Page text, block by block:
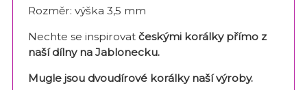
Rozměr: výška 3,5 mm
Nechte se inspirovatčeskými korálky přímo z
naší dílny na Jablonecku.
Mugle jsou dvoudírové korálky naší výroby.